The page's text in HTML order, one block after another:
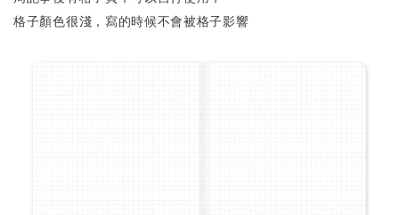
格子顏色很淺，寫的時候不會被格子影響